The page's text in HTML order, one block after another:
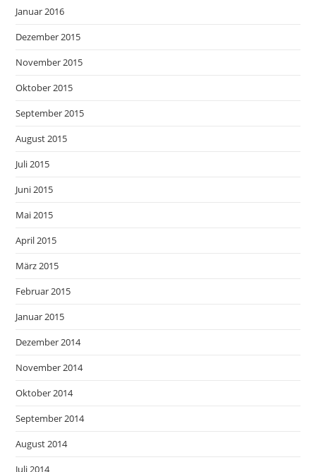
Januar 2016
Dezember 2015
November 2015
Oktober 2015
September 2015
August 2015
Juli 2015
Juni 2015
Mai 2015
April 2015
März 2015
Februar 2015
Januar 2015
Dezember 2014
November 2014
Oktober 2014
September 2014
August 2014
Juli 2014